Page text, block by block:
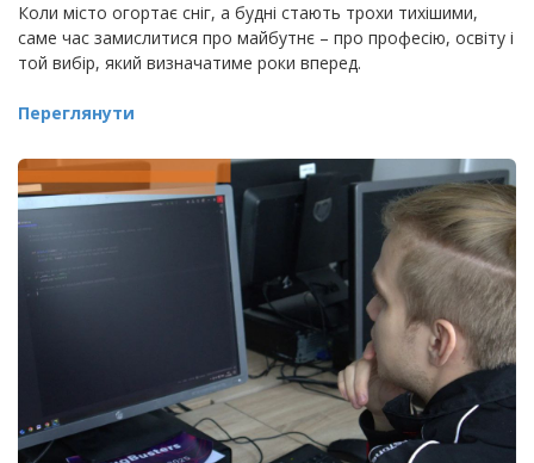
Коли місто огортає сніг, а будні стають трохи тихішими,
саме час замислитися про майбутнє – про професію, освіту і
той вибір, який визначатиме роки вперед.
Переглянути